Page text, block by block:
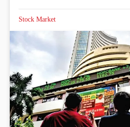
Stock Market